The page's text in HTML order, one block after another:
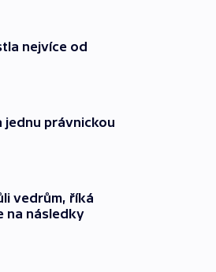
nejvíce od
jednu právnickou
vedrům, říká
na následky